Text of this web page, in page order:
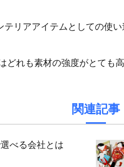
リアアイテムとしての使
どれも素材の強度がとても
関連記事
べる会社とは